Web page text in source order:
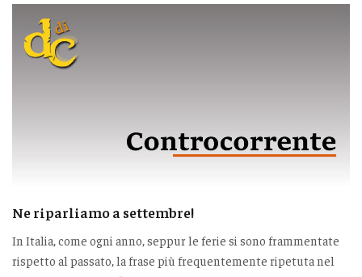
Ne riparliamo a settembre!
In Italia, come ogni anno, seppur le ferie si sono frammentate
rispetto al passato, la frase più frequentemente ripetuta nel